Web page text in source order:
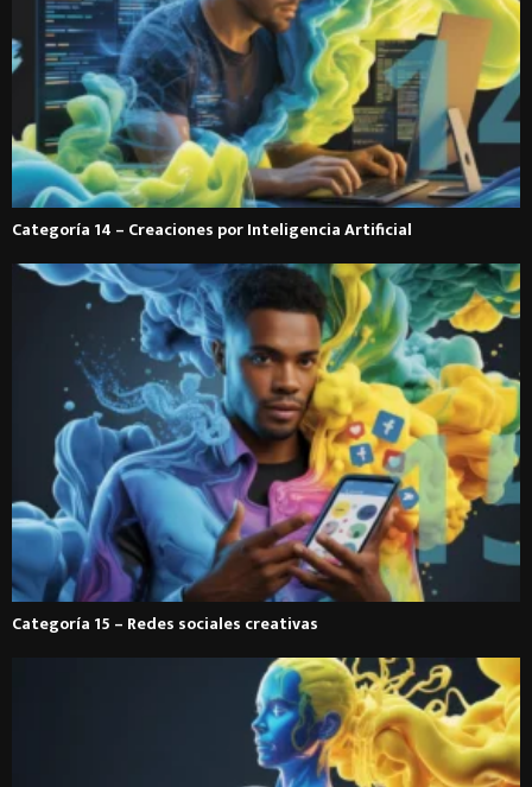
Categoría 14 – Creaciones por Inteligencia Artificial
Categoría 15 – Redes sociales creativas